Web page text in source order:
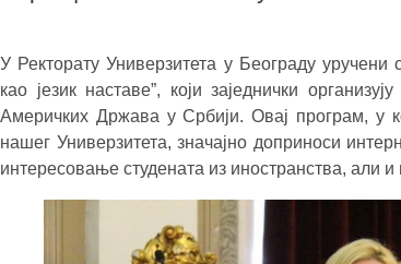
У Ректорату Универзитета у Београду
као језик наставе”, који заједнички
Америчких Држава у Србији. Овај програм, у
нашег Универзитета, значајно доприноси
интересовање студената из иностранства, али